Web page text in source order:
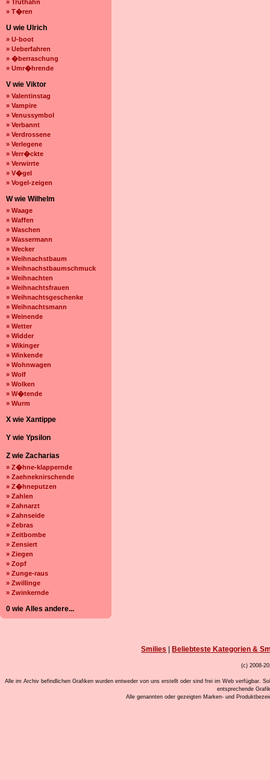
» Truthahn
» T�ren
U wie Ulrich
» U-boot
» Ueberfahren
» �berraschung
» Umr�hrende
V wie Viktor
» Valentinstag
» Vampire
» Venussymbol
» Verbannt
» Verdrossene
» Verlegene
» Verr�ckte
» Verwirrte
» V�gel
» Vogel-zeigen
W wie Wilhelm
» Waage
» Waffen
» Waschen
» Wassermann
» Wecker
» Weihnachstbaum
» Weihnachstbaumschmuck
» Weihnachten
» Weihnachtsfrauen
» Weihnachtsgeschenke
» Weihnachtsmann
» Weinende
» Wetter
» Widder
» Wikinger
» Winkende
» Wohnwagen
» Wolf
» Wolken
» W�tende
» Wurm
X wie Xantippe
Y wie Ypsilon
Z wie Zacharias
» Z�hne-klappernde
» Zaehneknirschende
» Z�hneputzen
» Zahlen
» Zahnarzt
» Zahnseide
» Zebras
» Zeitbombe
» Zensiert
» Ziegen
» Zopf
» Zunge-raus
» Zwillinge
» Zwinkernde
0 wie Alles andere...
Smilies Beliebteste Kategorien &
(c) 2008-
Alle im Archiv befindlichen Grafiken wurden entweder von uns erstellt oder sind frei im Web verfügbar.
entsprechende
Alle genannten oder gezeigten Marken- und